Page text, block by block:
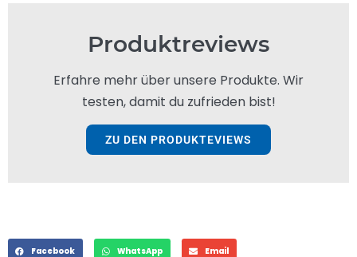
Produktreviews
Erfahre mehr über unsere Produkte. Wir
testen, damit du zufrieden bist!
ZU DEN PRODUKTEVIEWS
Facebook WhatsApp Email